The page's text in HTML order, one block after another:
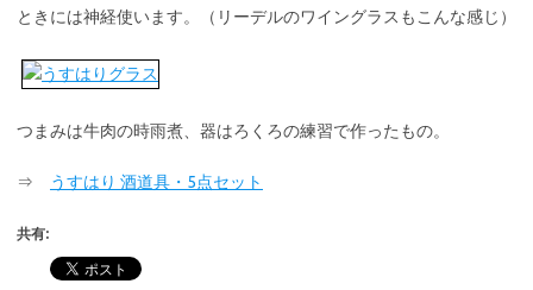
ときには神経使います。（リーデルのワイングラスもこんな感じ）
つまみは牛肉の時雨煮、器はろくろの練習で作ったもの。
⇒ うすはり 酒道具・5点セット
共有: